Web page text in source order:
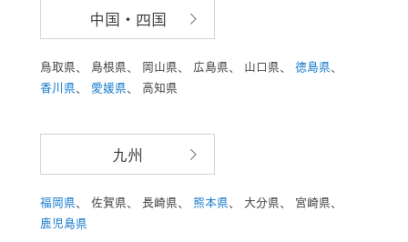
中国・四国
鳥取県、 島根県、 岡山県、 広島県、 山口県、 徳島県
香川県
愛媛県 高知県
九州
福岡県 佐賀県、 長崎県、 熊本県 大分県、
宮崎県、
鹿児島県